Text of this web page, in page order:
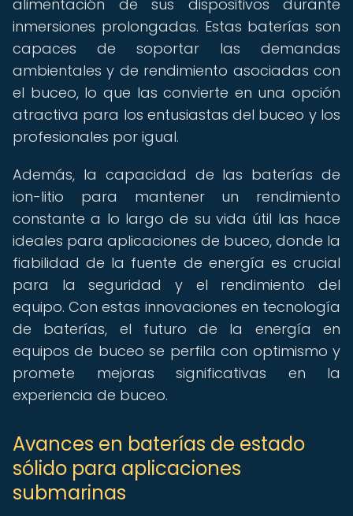
alimentación de sus dispositivos durante
inmersiones prolongadas. Estas baterías son
capaces de soportar las demandas
ambientales y de rendimiento asociadas con
el buceo, lo que las convierte en una opción
atractiva para los entusiastas del buceo y los
profesionales por igual.
Además, la capacidad de las baterías de
ion-litio para mantener un rendimiento
constante a lo largo de su vida útil las hace
ideales para aplicaciones de buceo, donde la
fiabilidad de la fuente de energía es crucial
para la seguridad y el rendimiento del
equipo. Con estas innovaciones en tecnología
de baterías, el futuro de la energía en
equipos de buceo se perfila con optimismo y
promete mejoras significativas en la
experiencia de buceo.
Avances en baterías de estado
sólido para aplicaciones
submarinas